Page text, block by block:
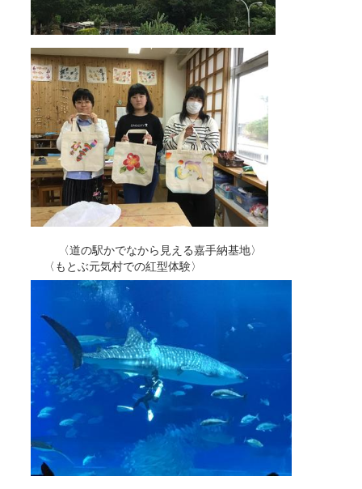
〈道の駅かでなから見える嘉手納基地〉
〈もとぶ元気村での紅型体験〉